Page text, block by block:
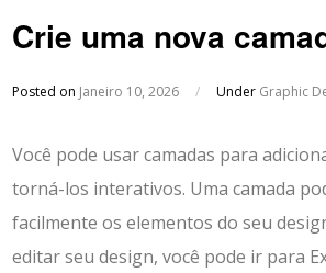
Crie uma nova
Posted on Janeiro 10, 2026 / Under Graphic
Você pode usar camadas para
torná-los interativos. Uma camada
facilmente os elementos do seu
editar seu design, você pode ir para